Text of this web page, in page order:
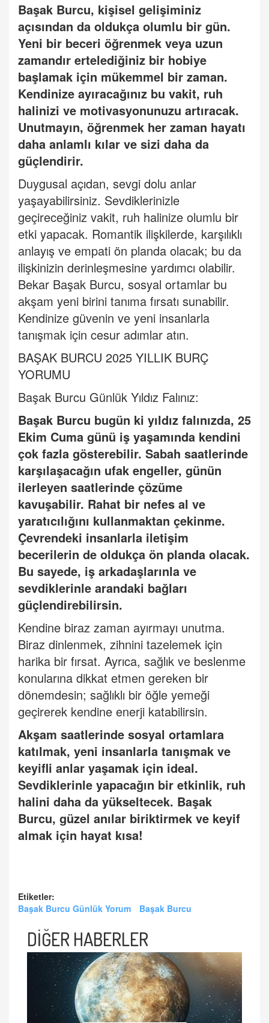
Başak Burcu, kişisel gelişiminiz
açısından da oldukça olumlu bir gün.
Yeni bir beceri öğrenmek veya uzun
zamandır ertelediğiniz bir hobiye
başlamak için mükemmel bir zaman.
Kendinize ayıracağınız bu vakit, ruh
halinizi ve motivasyonunuzu artıracak.
Unutmayın, öğrenmek her zaman hayatı
daha anlamlı kılar ve sizi daha da
güçlendirir.
Duygusal açıdan, sevgi dolu anlar
yaşayabilirsiniz. Sevdiklerinizle
geçireceğiniz vakit, ruh halinize olumlu bir
etki yapacak. Romantik ilişkilerde, karşılıklı
anlayış ve empati ön planda olacak; bu da
ilişkinizin derinleşmesine yardımcı olabilir.
Bekar Başak Burcu, sosyal ortamlar bu
akşam yeni birini tanıma fırsatı sunabilir.
Kendinize güvenin ve yeni insanlarla
tanışmak için cesur adımlar atın.
BAŞAK BURCU 2025 YILLIK BURÇ
YORUMU
Başak Burcu Günlük Yıldız Falınız:
Başak Burcu bugün ki yıldız falınızda, 25
Ekim Cuma günü iş yaşamında kendini
çok fazla gösterebilir. Sabah saatlerinde
karşılaşacağın ufak engeller, günün
ilerleyen saatlerinde çözüme
kavuşabilir. Rahat bir nefes al ve
yaratıcılığını kullanmaktan çekinme.
Çevrendeki insanlarla iletişim
becerilerin de oldukça ön planda olacak.
Bu sayede, iş arkadaşlarınla ve
sevdiklerinle arandaki bağları
güçlendirebilirsin.
Kendine biraz zaman ayırmayı unutma.
Biraz dinlenmek, zihnini tazelemek için
harika bir fırsat. Ayrıca, sağlık ve beslenme
konularına dikkat etmen gereken bir
dönemdesin; sağlıklı bir öğle yemeği
geçirerek kendine enerji katabilirsin.
Akşam saatlerinde sosyal ortamlara
katılmak, yeni insanlarla tanışmak ve
keyifli anlar yaşamak için ideal.
Sevdiklerinle yapacağın bir etkinlik, ruh
halini daha da yükseltecek. Başak
Burcu, güzel anılar biriktirmek ve keyif
almak için hayat kısa!
Etiketler:
Başak Burcu Günlük Yorum
Başak Burcu
DİĞER HABERLER